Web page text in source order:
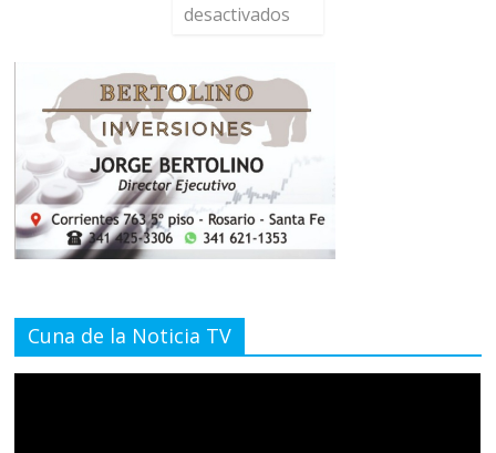
desactivados
Cuna de la Noticia TV